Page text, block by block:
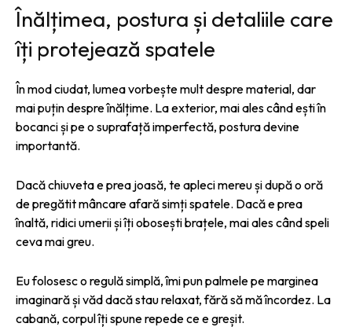
Înălțimea, postura și detaliile care
îți protejează spatele
În mod ciudat, lumea vorbește mult despre material, dar
mai puțin despre înălțime. La exterior, mai ales când ești în
bocanci și pe o suprafață imperfectă, postura devine
importantă.
Dacă chiuveta e prea joasă, te apleci mereu și după o oră
de pregătit mâncare afară simți spatele. Dacă e prea
înaltă, ridici umerii și îți obosești brațele, mai ales când speli
ceva mai greu.
Eu folosesc o regulă simplă, îmi pun palmele pe marginea
imaginară și văd dacă stau relaxat, fără să mă încordez. La
cabană, corpul îți spune repede ce e greșit.